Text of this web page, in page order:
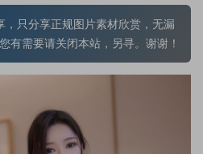
只分享正规图片素材欣赏，无漏
有需要请关闭本站，另寻。谢谢！